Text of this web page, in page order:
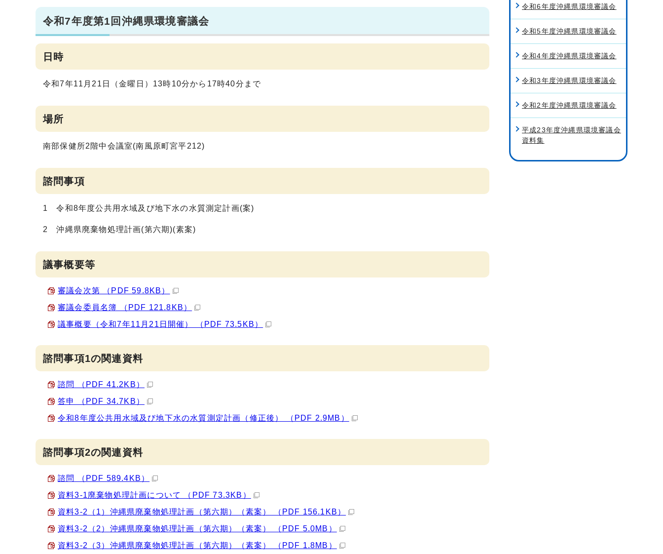
令和7年度第1回沖縄県環境審議会
日時
令和7年11月21日（金曜日）13時10分から17時40分まで
場所
南部保健所2階中会議室(南風原町宮平212)
諮問事項
1 令和8年度公共用水域及び地下水の水質測定計画(案)
2 沖縄県廃棄物処理計画(第六期)(素案)
議事概要等
審議会次第 （PDF 59.8KB）
審議会委員名簿 （PDF 121.8KB）
議事概要（令和7年11月21日開催） （PDF 73.5KB）
諮問事項1の関連資料
諮問 （PDF 41.2KB）
答申 （PDF 34.7KB）
令和8年度公共用水域及び地下水の水質測定計画（修正後） （PDF 2.9MB）
諮問事項2の関連資料
諮問 （PDF 589.4KB）
資料3-1廃棄物処理計画について （PDF 73.3KB）
資料3-2（1）沖縄県廃棄物処理計画（第六期）（素案） （PDF 156.1KB）
資料3-2（2）沖縄県廃棄物処理計画（第六期）（素案） （PDF 5.0MB）
資料3-2（3）沖縄県廃棄物処理計画（第六期）（素案） （PDF 1.8MB）
令和6年度沖縄県環境審議会
令和5年度沖縄県環境審議会
令和4年度沖縄県環境審議会
令和3年度沖縄県環境審議会
令和2年度沖縄県環境審議会
平成23年度沖縄県環境審議会
資料集